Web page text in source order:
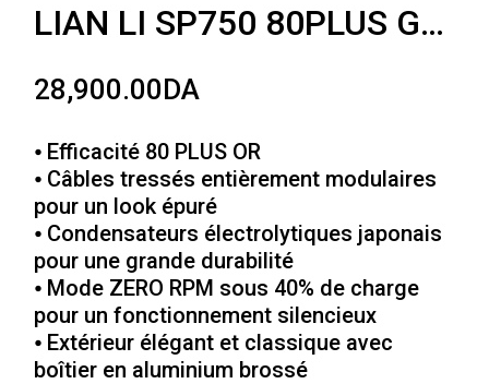
LIAN LI SP750 80PLUS GOLD SFX 750w
28,900.00DA
⦁ Efficacité 80 PLUS OR
⦁ Câbles tressés entièrement modulaires
pour un look épuré
⦁ Condensateurs électrolytiques japonais
pour une grande durabilité
⦁ Mode ZERO RPM sous 40% de charge
pour un fonctionnement silencieux
⦁ Extérieur élégant et classique avec
boîtier en aluminium brossé